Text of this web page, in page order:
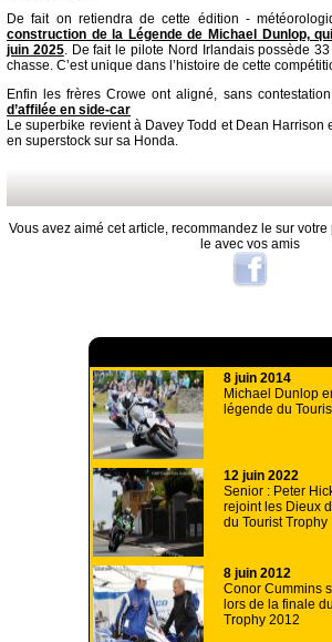
De fait on retiendra de cette édition -
construction de la Légende de Michael Dunlop,
juin 2025. De fait le pilote Nord Irlandais possède
chasse. C’est unique dans l’histoire de cette
Enfin les frères Crowe ont aligné, sans
d’affilée en side-car
Le superbike revient à Davey Todd et Dean Harrison
en superstock sur sa Honda.
Vous avez aimé cet article, recommandez le sur
le avec vos amis
8 juin 2014
Michael Dunlop
légende du
12 juin 2022
Senior : Peter
rejoint les Dieux
du Tourist Trophy
8 juin 2012
Conor Cummins
lors de la finale
Trophy 2012